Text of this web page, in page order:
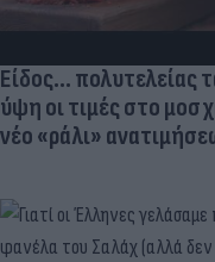
Είδος... πολυτελείας
ύψη οι τιμές στο
νέο «ράλι»